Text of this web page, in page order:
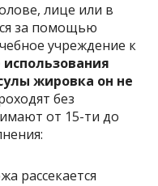
лице или в
за помощью
учреждение к
использования
жировка он не
без
от 15-ти до
рассекается